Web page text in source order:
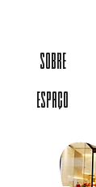
ESPAÇO
SOBRE